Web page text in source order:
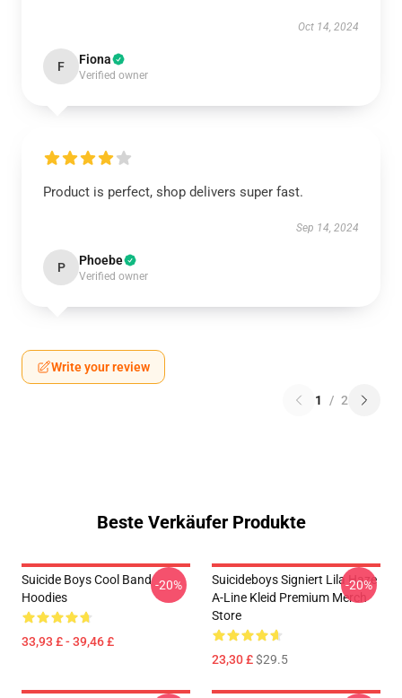
Oct 14, 2024
F Fiona
Verified owner
Product is perfect, shop delivers super fast.
Sep 14, 2024
P Phoebe
Verified owner
Write your review
1 / 2
Beste Verkäufer Produkte
Suicide Boys Cool Band
Hoodies
33,93 £ - 39,46 £
-20%
Suicideboys Signiert Lila Haze
A-Line Kleid Premium Merch
Store
23,30 £$29.5
-20%